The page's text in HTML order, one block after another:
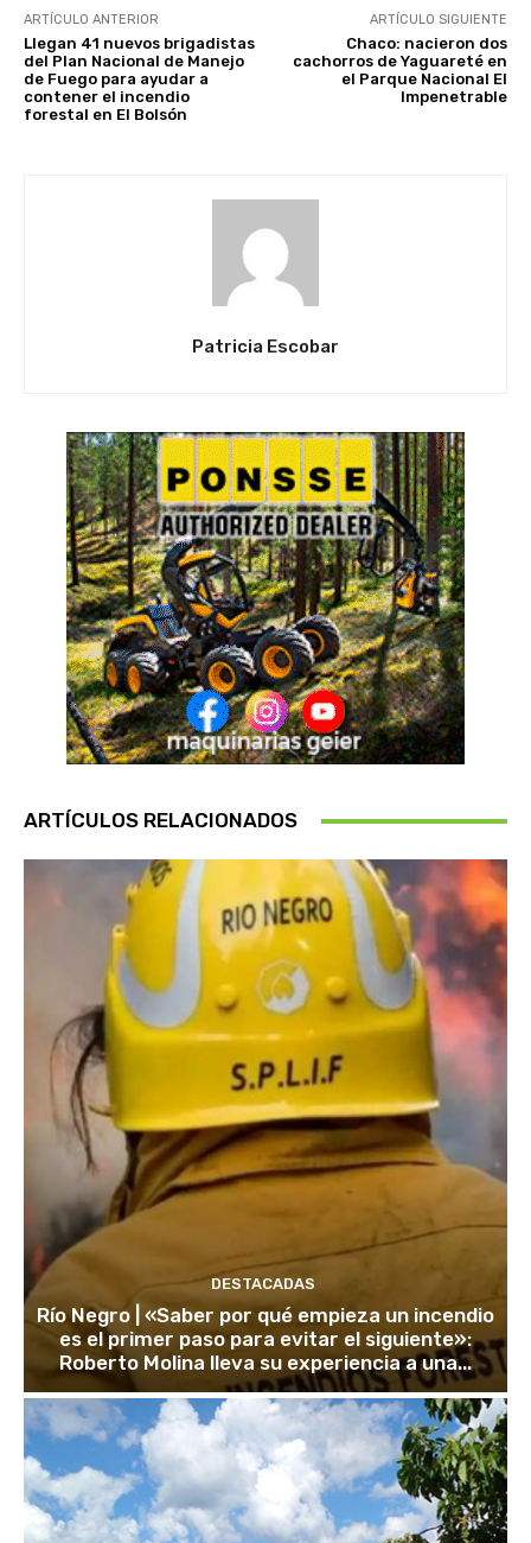
ARTÍCULO ANTERIOR
Llegan 41 nuevos brigadistas
del Plan Nacional de Manejo
de Fuego para ayudar a
contener el incendio
forestal en El Bolsón
ARTÍCULO SIGUIENTE
Chaco: nacieron dos
cachorros de Yaguareté en
el Parque Nacional El
Impenetrable
Patricia Escobar
ARTÍCULOS RELACIONADOS
DESTACADAS
Río Negro | «Saber por qué empieza un incendio
es el primer paso para evitar el siguiente»:
Roberto Molina lleva su experiencia a una...